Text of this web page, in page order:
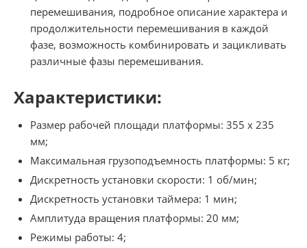
перемешивания, подробное описание характера и
продолжительности перемешивания в каждой
фазе, возможность комбинировать и зацикливать
различные фазы перемешивания.
Характеристики:
Размер рабочей площади платформы: 355 х 235
мм;
Максимальная грузоподъемность платформы: 5 кг;
Дискретность установки скорости: 1 об/мин;
Дискретность установки таймера: 1 мин;
Амплитуда вращения платформы: 20 мм;
Режимы работы: 4;